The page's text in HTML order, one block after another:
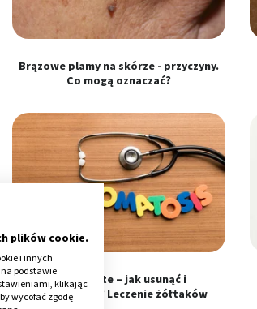
Brązowe plamy na skórze - przyczyny.
Co mogą oznaczać?
Kępki żółte – jak usunąć i
zamaskować? Leczenie żółtaków
plików cookie.
i innych
podstawie
klikając
wycofać zgodę